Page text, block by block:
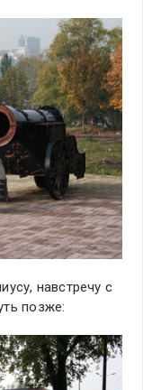
навстречу с
позже: